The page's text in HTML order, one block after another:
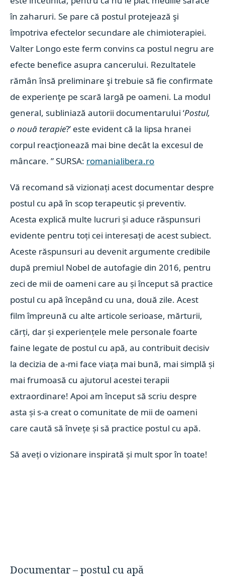
în zaharuri. Se pare că postul protejează şi
împotriva efectelor secundare ale chimioterapiei.
Valter Longo este ferm convins ca postul negru are
efecte benefice asupra cancerului. Rezultatele
rămân însă preliminare şi trebuie să fie confirmate
de experienţe pe scară largă pe oameni. La modul
general, subliniază autorii documentarului ‘Postul,
o nouă terapie?’ este evident că la lipsa hranei
corpul reacţionează mai bine decât la excesul de
mâncare. ”SURSA: romanialibera.ro
Vă recomand să vizionați acest documentar despre
postul cu apă în scop terapeutic și preventiv.
Acesta explică multe lucruri și aduce răspunsuri
evidente pentru toți cei interesați de acest subiect.
Aceste răspunsuri au devenit argumente credibile
după premiul Nobel de autofagie din 2016, pentru
zeci de mii de oameni care au și început să practice
postul cu apă începând cu una, două zile. Acest
film împreună cu alte articole serioase, mărturii,
cărți, dar și experiențele mele personale foarte
faine legate de postul cu apă, au contribuit decisiv
la decizia de a-mi face viața mai bună, mai simplă și
mai frumoasă cu ajutorul acestei terapii
extraordinare! Apoi am început să scriu despre
asta și s-a creat o comunitate de mii de oameni
care caută să învețe și să practice postul cu apă.
Să aveți o vizionare inspirată și mult spor în toate!
Documentar – postul cu apă